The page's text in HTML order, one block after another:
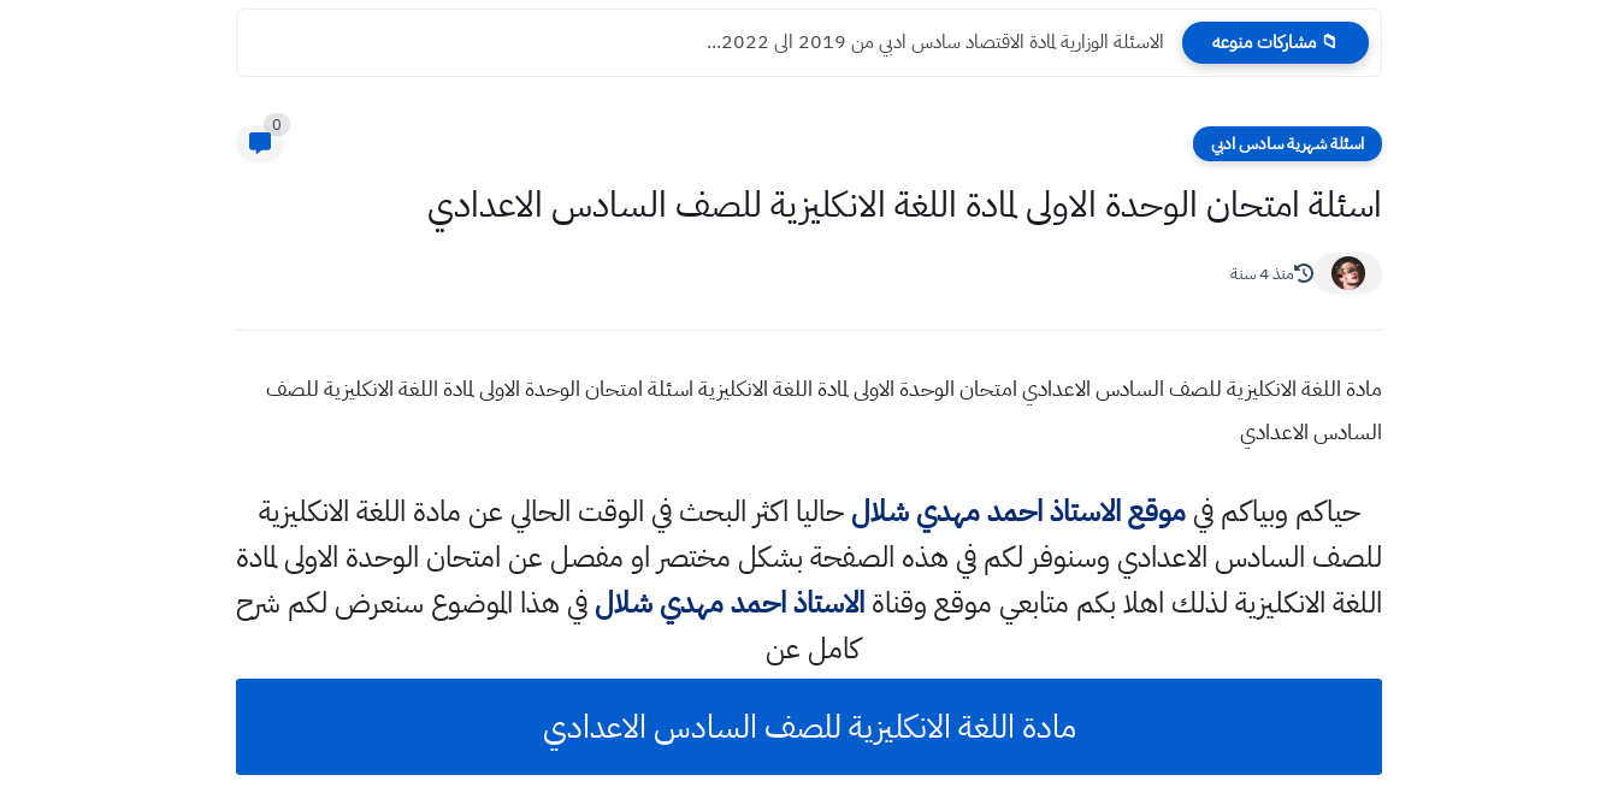
📁 مشاركات منوعه الاسئلة الوزارية لمادة الاقتصاد سادس ادبي من 2019 الى 2022...
اسئلة شهرية سادس ادبي
0
اسئلة امتحان الوحدة الاولى لمادة اللغة الانكليزية للصف السادس الاعدادي
منذ 4 سنة
مادة اللغة الانكليزية للصف السادس الاعدادي امتحان الوحدة الاولى لمادة اللغة الانكليزية اسئلة امتحان الوحدة الاولى لمادة اللغة الانكليزية للصف
السادس الاعدادي
حياكم وبياكم فيموقع الاستاذ احمد مهدي شلالحاليا اكثر البحث في الوقت الحالي عن مادة اللغة الانكليزية
للصف السادس الاعدادي وسنوفر لكم في هذه الصفحة بشكل مختصر او مفصل عن امتحان الوحدة الاولى لمادة
اللغة الانكليزية لذلك اهلا بكم متابعي موقع وقناةالاستاذ احمد مهدي شلالفي هذا الموضوع سنعرض لكم شرح
كامل عن
مادة اللغة الانكليزية للصف السادس الاعدادي